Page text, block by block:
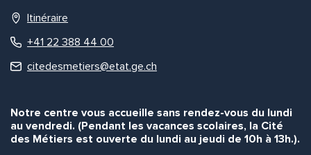
Itinéraire
+41 22 388 44 00
citedesmetiers@etat.ge.ch
Notre centre vous accueille sans rendez-vous du lundi
au vendredi. (Pendant les vacances scolaires, la Cité
des Métiers est ouverte du lundi au jeudi de 10h à 13h.).